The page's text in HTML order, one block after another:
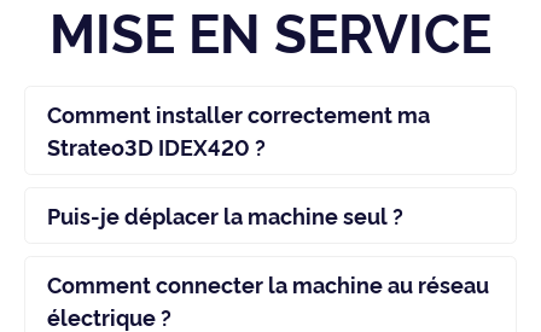
MISE EN SERVICE
Comment installer correctement ma
Strateo3D IDEX420 ?
Puis-je déplacer la machine seul ?
Comment connecter la machine au réseau
électrique ?